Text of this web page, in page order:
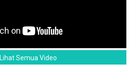
Lihat Semua Video